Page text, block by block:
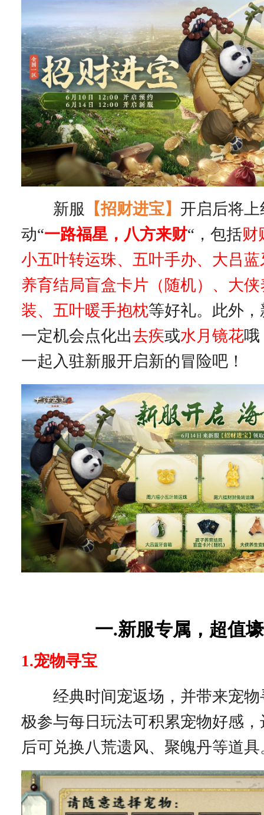
新服 【招财进宝】 开启后将
动“一路福星，八方来财“，包括财
小五叶转运珠、五叶手办、大吕
养育结局盲盒卡片（随机） 、大
装、五叶暖手抱枕等好礼。此外
一定机会点化出去疾或水月镜花哦
一起入驻新服开启新的冒险吧！
一.新服专属，超值
1.宠物寻宝
经典时间宠返场，并带来宠物
极参与每日玩法可积累宠物好感
后可兑换八荒遗风、聚魄丹等道具